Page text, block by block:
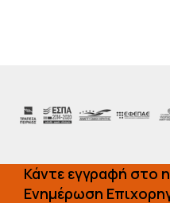
Κάντε εγγραφή στο
Ενημέρωση